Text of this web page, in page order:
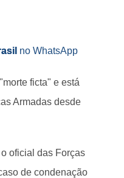
no WhatsApp
ficta" e está
Armadas desde
oficial das Forças
de condenação